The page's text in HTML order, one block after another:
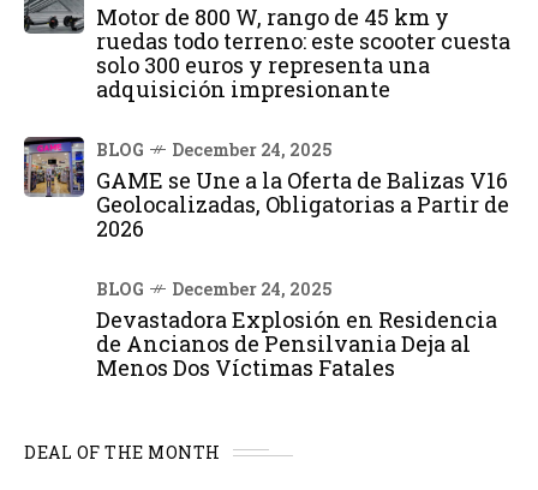
Motor de 800 W, rango de 45 km y
ruedas todo terreno: este scooter cuesta
solo 300 euros y representa una
adquisición impresionante
BLOG December 24, 2025
GAME se Une a la Oferta de Balizas V16
Geolocalizadas, Obligatorias a Partir de
2026
BLOG December 24, 2025
Devastadora Explosión en Residencia
de Ancianos de Pensilvania Deja al
Menos Dos Víctimas Fatales
DEAL OF THE MONTH